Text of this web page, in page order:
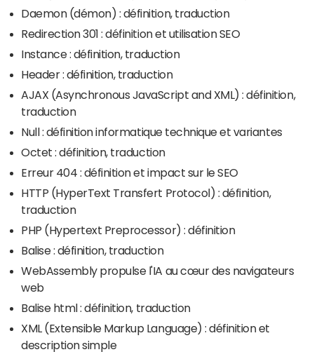
Daemon (démon) : définition, traduction
Redirection 301 : définition et utilisation SEO
Instance : définition, traduction
Header : définition, traduction
AJAX (Asynchronous JavaScript and XML) : définition,
traduction
Null : définition informatique technique et variantes
Octet : définition, traduction
Erreur 404 : définition et impact sur le SEO
HTTP (HyperText Transfert Protocol) : définition,
traduction
PHP (Hypertext Preprocessor) : définition
Balise : définition, traduction
WebAssembly propulse l'IA au cœur des navigateurs
web
Balise html : définition, traduction
XML (Extensible Markup Language) : définition et
description simple